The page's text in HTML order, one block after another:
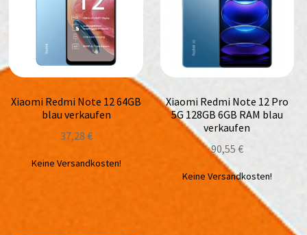
Xiaomi Redmi Note 12 64GB
blau verkaufen
37,28 €
Keine Versandkosten!
Xiaomi Redmi Note 12 Pro
5G 128GB 6GB RAM blau
verkaufen
90,55 €
Keine Versandkosten!